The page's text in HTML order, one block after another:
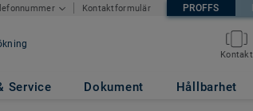
Kontaktformulär PROFFS
Kontakt
Service Dokument Hållbarhet
Concrete BLUE